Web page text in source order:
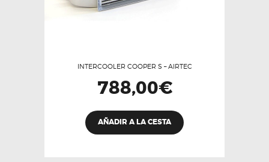
INTERCOOLER COOPER S – AIRTEC
788,00€
AÑADIR A LA CESTA